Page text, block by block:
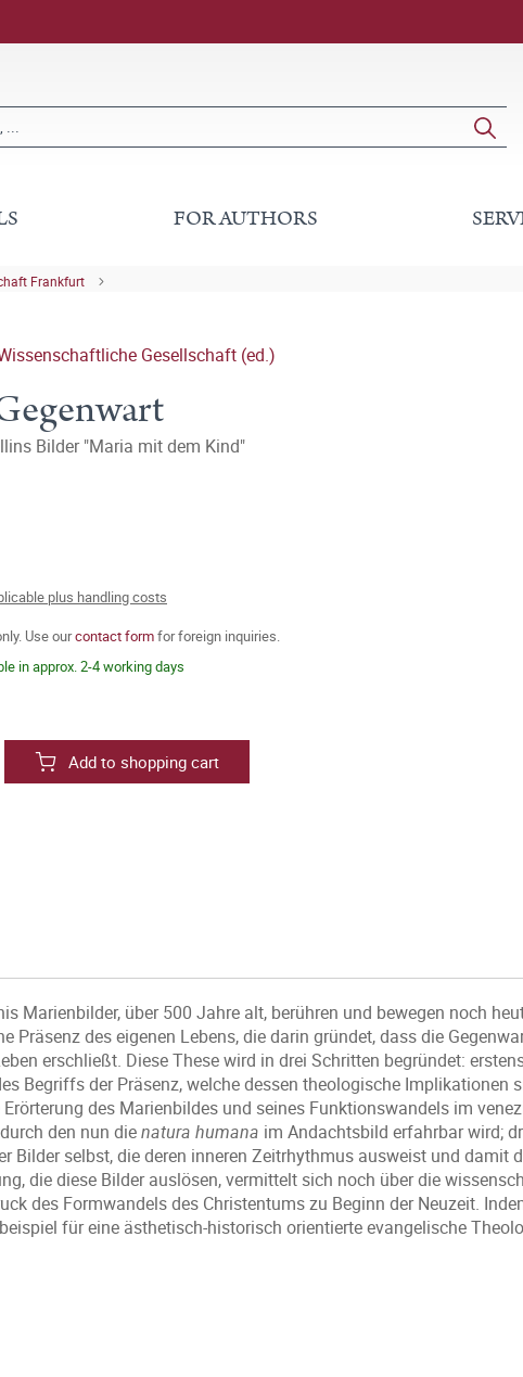
FOR AUTHORS
Frankfurt
Gesellschaft (ed.)
Bilder "Maria mit dem Kind"
plus handling costs
Use ourcontact formfor foreign inquiries.
in approx. 2-4 working days
Add to shopping cart
Marienbilder, über 500 Jahre alt, berühren und bewegen noch
Präsenz des eigenen Lebens, die darin gründet, dass die
erschließt. Diese These wird in drei Schritten begründet:
Begriffs der Präsenz, welche dessen theologische Implikationen
des Marienbildes und seines Funktionswandels im
den nun dienatura humana im Andachtsbild erfahrbar wird;
Bilder selbst, die deren inneren Zeitrhythmus ausweist und damit
die diese Bilder auslösen, vermittelt sich noch über die
des Formwandels des Christentums zu Beginn der Neuzeit.
für eine ästhetisch-historisch orientierte evangelische